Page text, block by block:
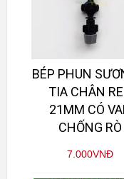
BÉP PHUN
TIA CHÂN
21MM CÓ
CHỐNG RÒ
7.000VNĐ